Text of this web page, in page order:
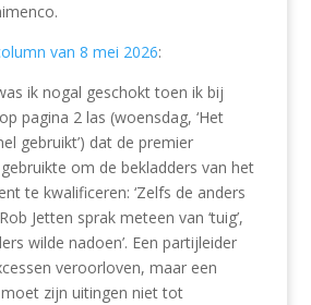
van 8 mei 2026:
ik nogal geschokt toen ik bij
pagina 2 las (woensdag, ‘Het
gebruikt’) dat de premier
om de bekladders van het
te kwalificeren: ‘Zelfs de anders
Jetten sprak meteen van ‘tuig’,
wilde nadoen’. Een partijleider
veroorloven, maar een
zijn uitingen niet tot